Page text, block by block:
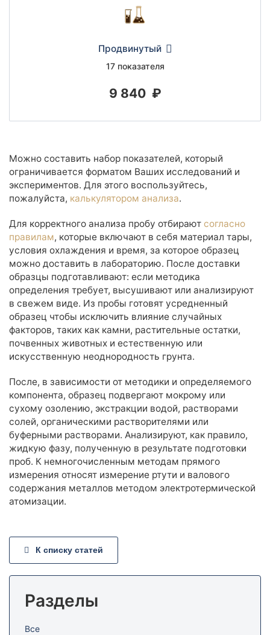
Разделы
Все
Продвинутый
17 показателя
9 840 ₽
Можно составить набор показателей, который
ограничивается форматом Ваших исследований и
экспериментов. Для этого воспользуйтесь,
пожалуйста, калькулятором анализа.
Для корректного анализа пробу отбирают согласно
правилам, которые включают в себя материал тары,
условия охлаждения и время, за которое образец
можно доставить в лабораторию. После доставки
образцы подготавливают: если методика
определения требует, высушивают или анализируют
в свежем виде. Из пробы готовят усредненный
образец чтобы исключить влияние случайных
факторов, таких как камни, растительные остатки,
почвенных животных и естественную или
искусственную неоднородность грунта.
После, в зависимости от методики и определяемого
компонента, образец подвергают мокрому или
сухому озолению, экстракции водой, растворами
солей, органическими растворителями или
буферными растворами. Анализируют, как правило,
жидкую фазу, полученную в результате подготовки
проб. К немногочисленным методам прямого
измерения относят измерение ртути и валового
содержания металлов методом электротермической
атомизации.
К списку статей